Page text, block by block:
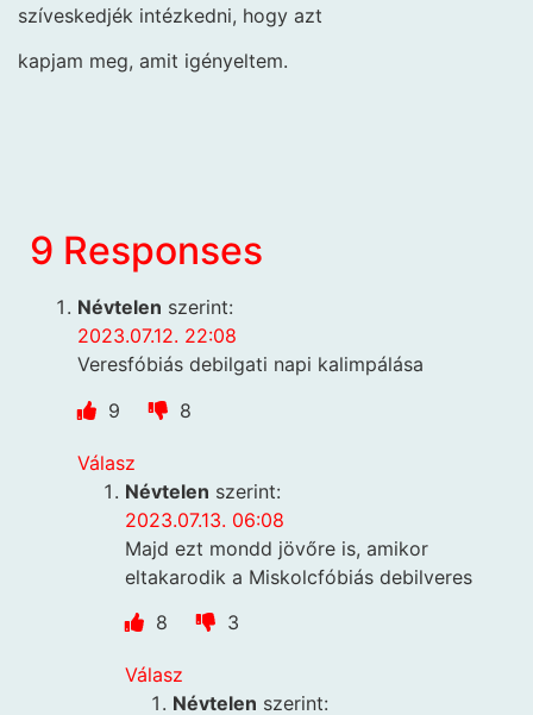
szíveskedjék intézkedni, hogy azt
kapjam meg, amit igényeltem.
9 Responses
Névtelen szerint:
2023.07.12. 22:08
Veresfóbiás debilgati napi kalimpálása
9
8
Válasz
Névtelen szerint:
2023.07.13. 06:08
Majd ezt mondd jövőre is, amikor
eltakarodik a Miskolcfóbiás debilveres
8
3
Válasz
Névtelen szerint: